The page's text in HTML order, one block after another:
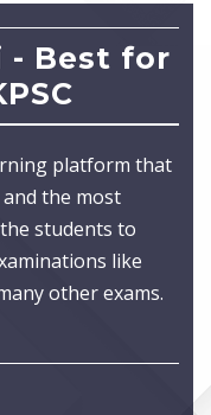
- Best for
platform that
the most
students to
like
many other exams.